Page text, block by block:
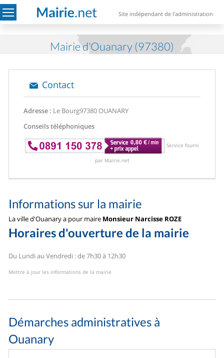
Site indépendant de l'administration
Mairie d'Ouanary (97380)
Contact
Adresse : Le Bourg97380 OUANARY
Conseils téléphoniques
Service fourni
par Mairie.net
Informations sur la mairie
La ville d'Ouanary a pour maire Monsieur Narcisse ROZE
Horaires d'ouverture de la mairie
Du Lundi au Vendredi : de 7h30 à 12h30
Mettre à jour les informations de la mairie
Démarches administratives à
Ouanary